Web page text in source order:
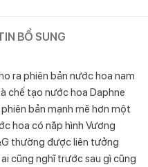
BỔ SUNG
ra phiên bản nước hoa nam
chế tạo nước hoa Daphne
bản mạnh mẽ hơn một
hoa có năp hình Vương
thường được liên tưởng
ai cũng nghĩ trước sau gì cũng